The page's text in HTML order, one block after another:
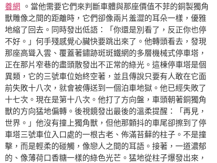
養網 。當他需要它們來判斷車體與那座價值不菲的銅製獨角
獸雕像之間的距離時，它們卻像兩片羞澀的耳朵一樣，優雅
地縮了回去。同時發出低語：「你還是別看了，反正你也停
不好。」何手殘感覺心臟快要跳出來了。他轉頭看去，發現
那座高聳入雲、覆蓋著鏽跡斑斑鐵網的多層機械式停車塔，
正在那片窄巷的盡頭散發出不正常的綠光。這棟停車塔是個
異類，它的三號車位始終空著，並且傳說只要有人敢在它面
前失敗十八次，就會被傳送到一個泊車地獄。他已經失敗了
十七次。現在是第十八次。他打了方向盤，車頭朝著銅獨角
獸的方向猛地偏轉。後視鏡發出最後的溫柔提醒：「再見，
世界。」他沒有撞上獨角獸，但他那顫抖的車尾卻擦到了停
車塔三號車位入口處的一根古老、佈滿苔蘚的柱子。不是撞
擊，而是輕柔的碰觸，像戀人之間的耳語。接著，一道濃郁
的、像薄荷口香糖一樣的綠色光芒。猛地從柱子爆發出來，